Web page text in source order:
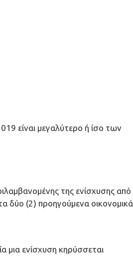
είναι μεγαλύτερο ή ίσο των
της ενίσχυσης από
δύο (2) προηγούμενα οικονομικά
μια ενίσχυση κηρύσσεται